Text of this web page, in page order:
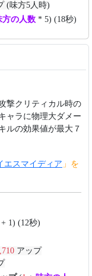
(味方5人時)
方の人数 * 5) (18秒)
撃クリティカル時の
ャラに物理大ダメー
ルの効果値が最大７
エスマイディア 」を
+ 1) (12秒)
アップ